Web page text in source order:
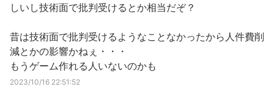
しいし技術面で批判受けるとか相当だぞ？
昔は技術面で批判受けるようなことなかったから人件費削
減とかの影響かねぇ・・・
もうゲーム作れる人いないのかも
2023/10/16 22:51:52